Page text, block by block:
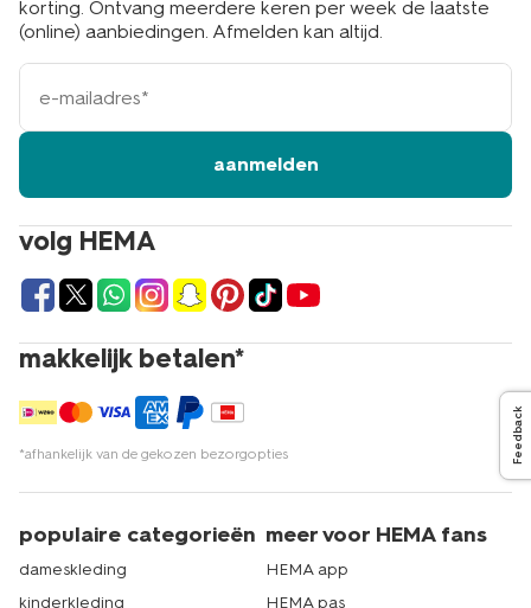
volg HEMA
makkelijk betalen*
*afhankelijk van de gekozen bezorgopties
korting. Ontvang meerdere keren per week de laatste
(online) aanbiedingen. Afmelden kan altijd.
e-
mailadres
aanmelden
populaire categorieën
dameskleding
kinderkleding
meer voor HEMA fans
HEMA app
HEMA pas
Feedback